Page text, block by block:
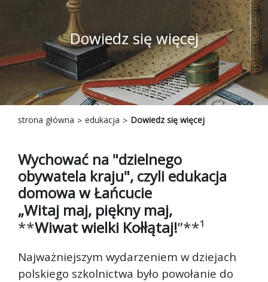
Dowiedz się więcej
strona główna edukacja Dowiedz się więcej
Wychować na "dzielnego
obywatela kraju", czyli edukacja
domowa w Łańcucie
„Witaj maj, piękny maj,
**Wiwat wielki Kołłątaj!”**¹
Najważniejszym wydarzeniem w dziejach
polskiego szkolnictwa było powołanie do